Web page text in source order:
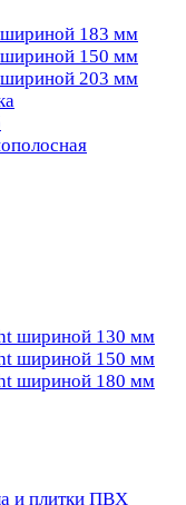
183 мм
150 мм
203 мм
шириной 130 мм
шириной 150 мм
шириной 180 мм
и плитки ПВХ